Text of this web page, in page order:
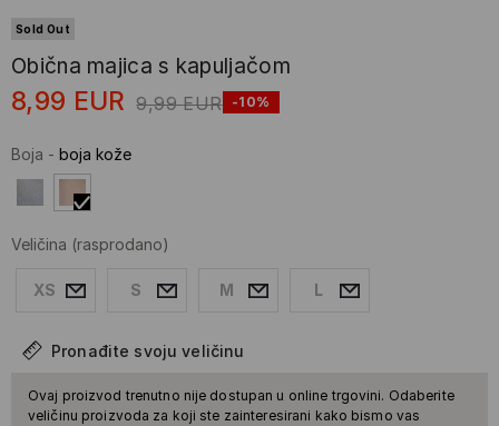
Sold Out
Obična majica s kapuljačom
8,99 EUR 9,99 EUR -10%
Boja - boja kože
Veličina (rasprodano)
XS S M L
Pronađite svoju veličinu
Ovaj proizvod trenutno nije dostupan u online trgovini. Odaberite
veličinu proizvoda za koji ste zainteresirani kako bismo vas